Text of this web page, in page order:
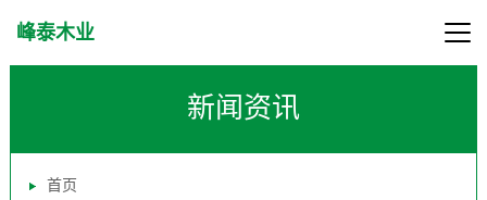
峰泰木业
新闻资讯
首页